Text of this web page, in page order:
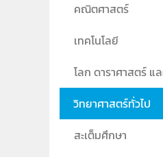
คณิตศาสตร์
เทคโนโลยี
โลก ดาราศาสตร์ แ
วิทยาศาสตร์ทั่วไป
สะเต็มศึกษา